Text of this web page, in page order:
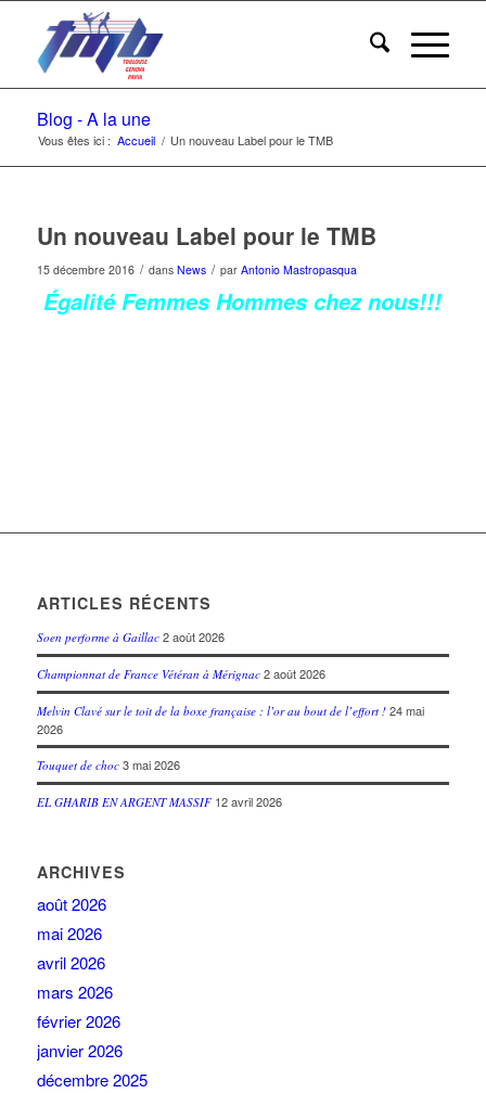
Blog - A la une
Vous êtes ici : Accueil / Un nouveau Label pour le TMB
Un nouveau Label pour le TMB
15 décembre 2016 / dans News / par Antonio Mastropasqua
Égalité Femmes Hommes chez nous!!!
ARTICLES RÉCENTS
Soen performe à Gaillac 2 août 2026
Championnat de France Vétéran à Mérignac 2 août 2026
Melvin Clavé sur le toit de la boxe française : l’or au bout de l’effort ! 24 mai
2026
Touquet de choc 3 mai 2026
EL GHARIB EN ARGENT MASSIF 12 avril 2026
ARCHIVES
août 2026
mai 2026
avril 2026
mars 2026
février 2026
janvier 2026
décembre 2025